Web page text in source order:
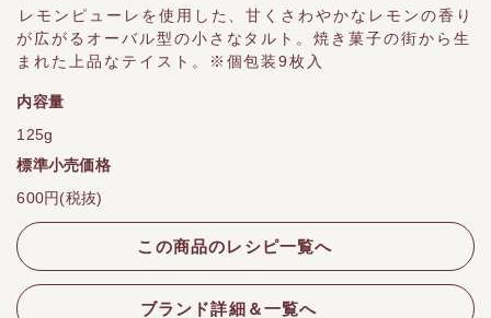
レモンピューレを使用した、甘くさわやかなレモンの香り
が広がるオーバル型の小さなタルト。焼き菓子の街から生
まれた上品なテイスト。※個包装9枚入
内容量
125g
標準小売価格
600円(税抜)
この商品のレシピ一覧へ
ブランド詳細＆一覧へ